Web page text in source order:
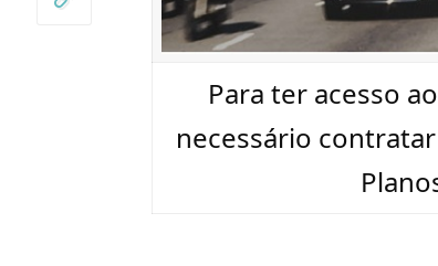
Para ter acesso
necessário